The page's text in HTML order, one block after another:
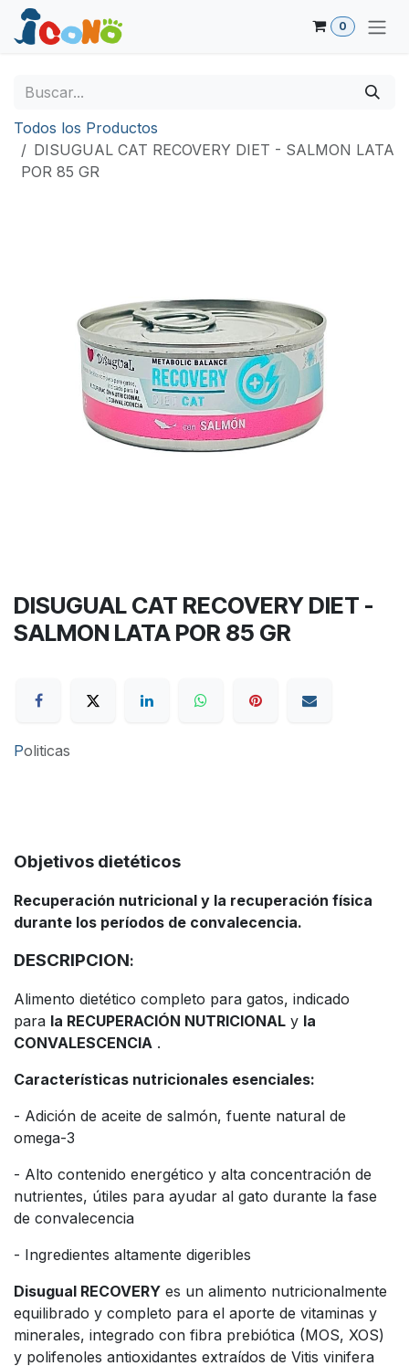
Ir al contenido
0
Todos los Productos
DISUGUAL CAT RECOVERY DIET - SALMON LATA
POR 85 GR
DISUGUAL CAT RECOVERY DIET -
SALMON LATA POR 85 GR
Politicas
Objetivos dietéticos
Recuperación nutricional y la recuperación física
durante los períodos de convalecencia.
DESCRIPCION:
Alimento dietético completo para gatos, indicado
para la RECUPERACIÓN NUTRICIONAL y la
CONVALESCENCIA .
Características nutricionales esenciales:
- Adición de aceite de salmón, fuente natural de
omega-3
- Alto contenido energético y alta concentración de
nutrientes, útiles para ayudar al gato durante la fase
de convalecencia
- Ingredientes altamente digeribles
Disugual RECOVERY es un alimento nutricionalmente
equilibrado y completo para el aporte de vitaminas y
minerales, integrado con fibra prebiótica (MOS, XOS)
y polifenoles antioxidantes extraídos de Vitis vinifera